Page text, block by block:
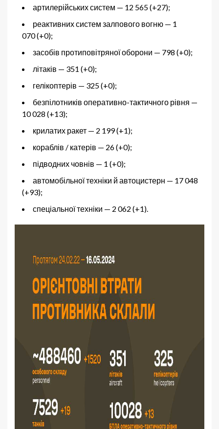
артилерійських систем — 12 565 (+27);
реактивних систем залпового вогню — 1
070 (+0);
засобів протиповітряної оборони — 798 (+0);
літаків — 351 (+0);
гелікоптерів — 325 (+0);
безпілотників оперативно-тактичного рівня —
10 028 (+13);
крилатих ракет — 2 199 (+1);
кораблів / катерів — 26 (+0);
підводних човнів — 1 (+0);
автомобільної техніки й автоцистерн — 17 048
(+93);
спеціальної техніки — 2 062 (+1).